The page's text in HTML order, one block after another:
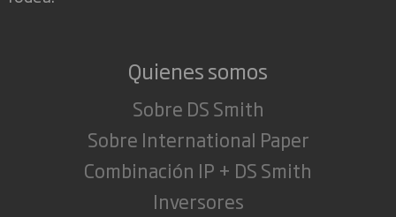
Quienes somos
Sobre DS Smith
Sobre International Paper
Combinación IP + DS Smith
Inversores